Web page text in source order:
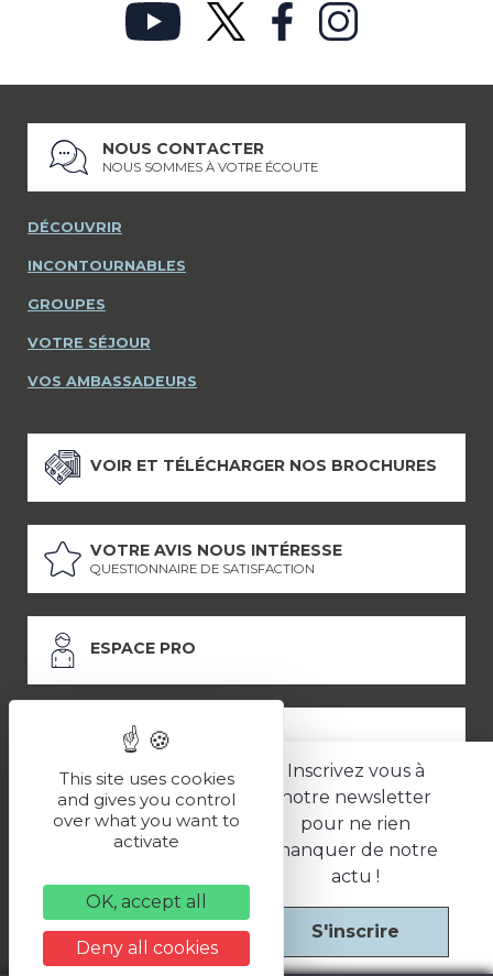
Inscrivez vous à
notre newsletter
pour ne rien
manquer de notre
actu !
S'inscrire
NOUS CONTACTER
NOUS SOMMES À VOTRE ÉCOUTE
DÉCOUVRIR
INCONTOURNABLES
GROUPES
VOTRE SÉJOUR
VOS AMBASSADEURS
VOIR ET TÉLÉCHARGER NOS BROCHURES
VOTRE AVIS NOUS INTÉRESSE
QUESTIONNAIRE DE SATISFACTION
ESPACE PRO
ESPACE PRESSE
LES PARTENAIRES
Politique de confidentialité
Une réalisation
This site uses cookies
and gives you control
over what you want to
activate
OK, accept all
Deny all cookies